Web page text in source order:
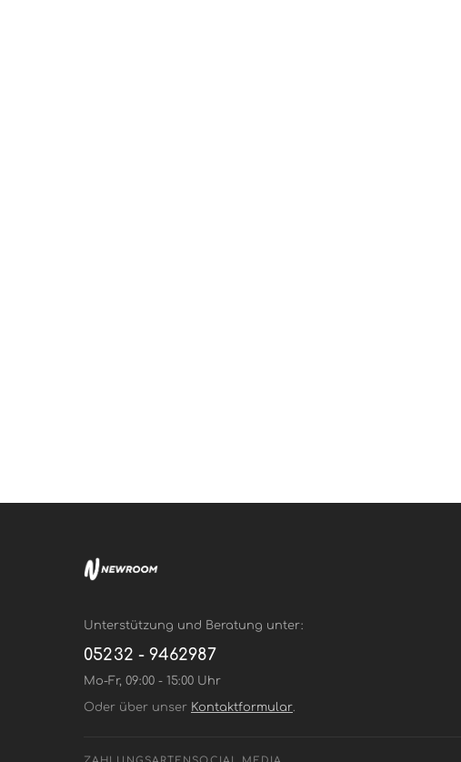
Unterstützung und Beratung unter:
05232 - 9462987
Mo-Fr, 09:00 - 15:00 Uhr
Oder über unser Kontaktformular.